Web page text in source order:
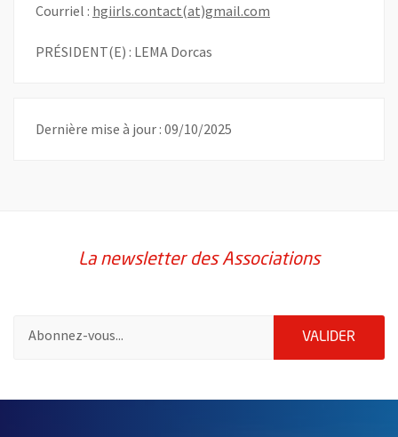
Courriel : hgiirls.contact(at)gmail.com
PRÉSIDENT(E) : LEMA Dorcas
Dernière mise à jour : 09/10/2025
La newsletter des Associations
VALIDER